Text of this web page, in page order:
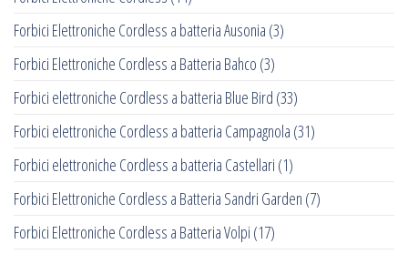
Forbici Elettroniche Cordless a batteria Ausonia (3)
Forbici Elettroniche Cordless a Batteria Bahco (3)
Forbici elettroniche Cordless a batteria Blue Bird (33)
Forbici elettroniche Cordless a batteria Campagnola (31)
Forbici elettroniche Cordless a batteria Castellari (1)
Forbici Elettroniche Cordless a Batteria Sandri Garden (7)
Forbici Elettroniche Cordless a Batteria Volpi (17)